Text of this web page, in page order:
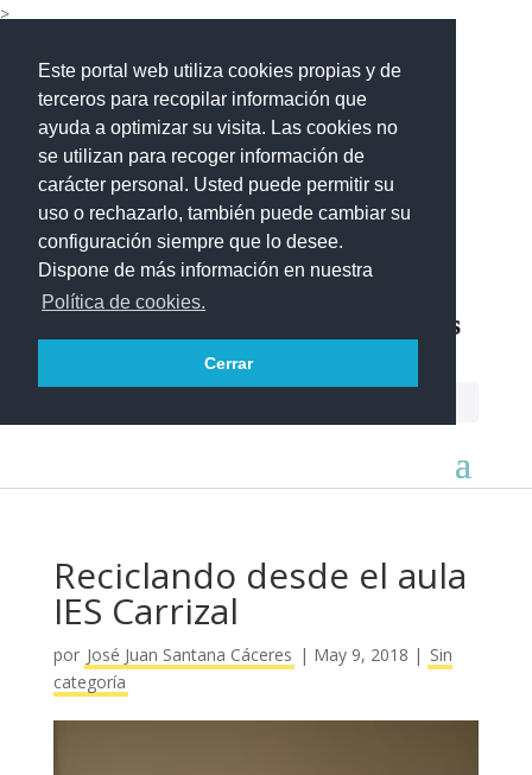
Este portal web utiliza cookies propias y de
terceros para recopilar información que
ayuda a optimizar su visita. Las cookies no
se utilizan para recoger información de
carácter personal. Usted puede permitir su
uso o rechazarlo, también puede cambiar su
configuración siempre que lo desee.
Dispone de más información en nuestra
Política de cookies.
Cerrar
>
Reciclando desde el aula
IES Carrizal
por José Juan Santana Cáceres | May 9, 2018 | Sin
categoría